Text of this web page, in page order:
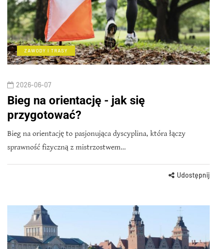
ZAWODY I TRASY
2026-06-07
Bieg na orientację - jak się
przygotować?
Bieg na orientację to pasjonująca dyscyplina, która łączy
sprawność fizyczną z mistrzostwem…
Udostępnij